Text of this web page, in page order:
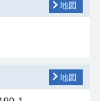
地図
地図